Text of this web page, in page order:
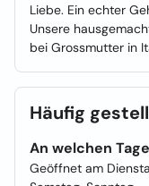
Liebe. Ein echter
Unsere
bei Grossmutter in
Häufig
An welchen
Geöffnet am